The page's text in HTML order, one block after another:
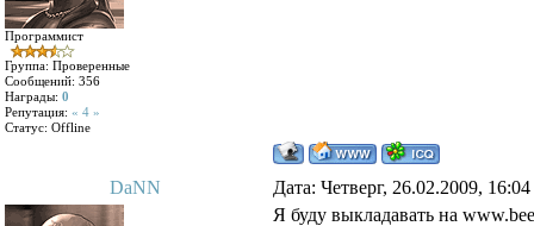
Программист
Группа: Проверенные
Сообщений: 356
Награды: 0
Репутация: « 4 »
Статус: Offline
DaNN Дата: Четверг, 26.02.2009,
Я буду выкладавать на